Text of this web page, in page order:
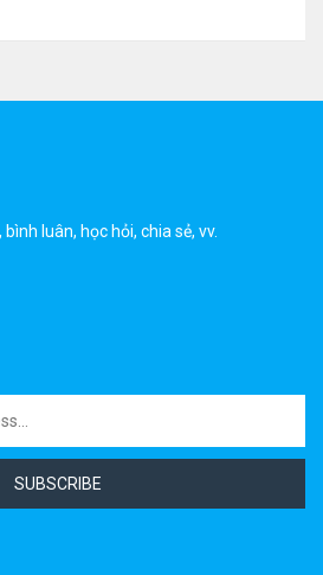
luân, học hỏi, chia sẻ, vv.
SUBSCRIBE